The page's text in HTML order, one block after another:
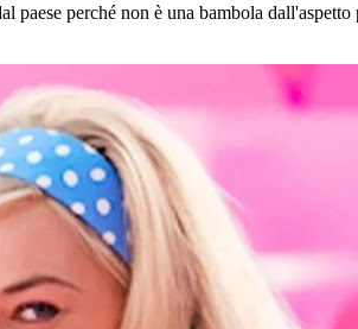
perché non è una bambola